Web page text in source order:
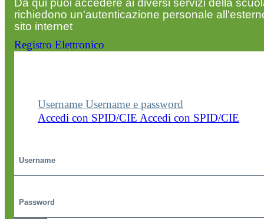
Da qui puoi accedere ai diversi servizi della
richiedono un'autenticazione personale
sito internet
Registro Elettronico
Username Username e password
Accedi con SPID/CIE Accedi con SPID/CIE